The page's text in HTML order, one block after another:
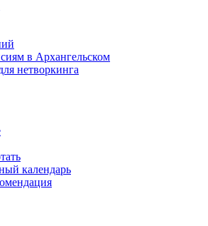
в Архангельском
нетворкинга
календарь